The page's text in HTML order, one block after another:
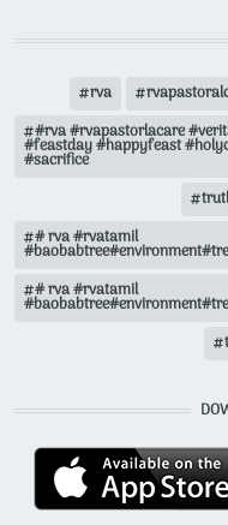
rva
#rva #rvapastorlacare
#feastday #happyfeast
#sacrifice
# rva #rvatamil
# rva #rvatamil